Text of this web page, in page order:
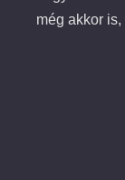
még akkor